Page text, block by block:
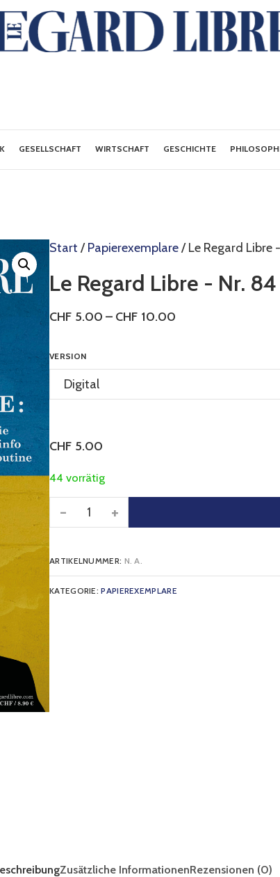
GESELLSCHAFT WIRTSCHAFT GESCHICHTE
Start /Papierexemplare/ Le Regard Libre
Le Regard Libre - Nr.
CHF 5.00 – CHF 10.00
VERSION
CHF 5.00
44 vorrätig
+
-
ARTIKELNUMMER: N. A.
KATEGORIE:PAPIEREXEMPLARE
Zusätzliche InformationenRezensionen (0)